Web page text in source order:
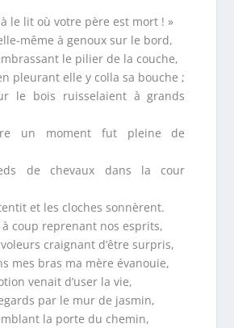
le lit où votre père est mort ! »
même à genoux sur le bord,
le pilier de la couche,
pleurant elle y colla sa bouche ;
le bois ruisselaient à grands
un moment fut pleine de
de chevaux dans la cour
et les cloches sonnèrent.
coup reprenant nos esprits,
craignant d’être surpris,
mes bras ma mère évanouie,
venait d’user la vie,
par le mur de jasmin,
la porte du chemin,